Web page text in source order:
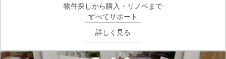
物件探しから購入・リノベまで
すべてサポート
詳しく見る